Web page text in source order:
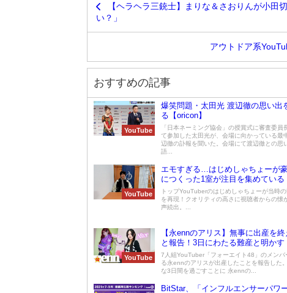
【ヘラヘラ三銃士】まりな＆さおりんが小
い？」
アウトドア系
おすすめの記事
YouTube
爆笑問題・太田光 渡辺徹の思い出
る【oricon】
「日本ネーミング協会」の授賞式に審査委員
て参加した太田光が、会場に向かっている最
辺徹の訃報を聞いた。会場にて渡辺徹との思
語...
YouTube
エモすぎる…はじめしゃちょーが
につくった1室が注目を集めている
トップYouTuberのはじめしゃちょーが当時の
を再現！クオリティの高さに視聴者からの懐
声続出。...
YouTube
【永ennのアリス】無事に出産を終
と報告！3日にわたる難産と明かす
7人組YouTuber「フォーエイト48」のメンバ
る永ennのアリスが出産したことを報告した
な3日間を過ごすことに 永ennの...
BitStar、「インフルエンサーパワ